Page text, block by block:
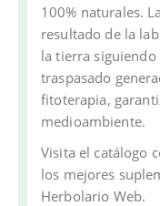
100% naturales.
resultado de la
la tierra siguiendo
traspasado
fitoterapia,
medioambiente.
Visita el catálogo
los mejores
Herbolario Web.